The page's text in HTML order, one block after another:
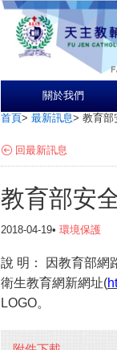
關於我們
首頁> 最新訊息> 教育部
回最新訊息
教育部安
2018-04-19• 環境保護
說 明： 因教育部網
衛生教育網新網址(
LOGO。